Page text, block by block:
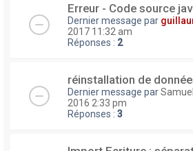
Erreur - Code source
Dernier message par
2017 11:32 am
Réponses : 2
réinstallation de
Dernier message par
2016 2:33 pm
Réponses : 3